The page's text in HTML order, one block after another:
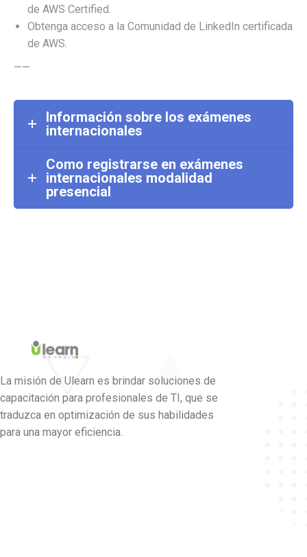
de AWS Certified.
Obtenga acceso a la Comunidad de LinkedIn certificada
de AWS.
——
Información sobre los exámenes
internacionales
Como registrarse en exámenes
internacionales modalidad
presencial
La misión de Ulearn es brindar soluciones de
capacitación para profesionales de TI, que se
traduzca en optimización de sus habilidades
para una mayor eficiencia.